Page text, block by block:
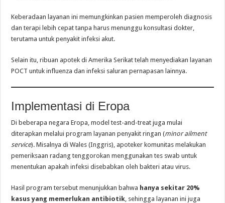
Keberadaan layanan ini memungkinkan pasien memperoleh diagnosis
dan terapi lebih cepat tanpa harus menunggu konsultasi dokter,
terutama untuk penyakit infeksi akut.
Selain itu, ribuan apotek di Amerika Serikat telah menyediakan layanan
POCT untuk influenza dan infeksi saluran pernapasan lainnya.
Implementasi di Eropa
Di beberapa negara Eropa, model test-and-treat juga mulai
diterapkan melalui program layanan penyakit ringan (minor ailment
service). Misalnya di Wales (Inggris), apoteker komunitas melakukan
pemeriksaan radang tenggorokan menggunakan tes swab untuk
menentukan apakah infeksi disebabkan oleh bakteri atau virus.
Hasil program tersebut menunjukkan bahwa hanya sekitar 20%
kasus yang memerlukan antibiotik , sehingga layanan ini juga